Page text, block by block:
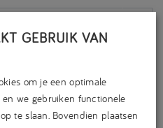
GEBRUIK VAN
om je een optimale
we gebruiken functionele
te slaan. Bovendien plaatsen